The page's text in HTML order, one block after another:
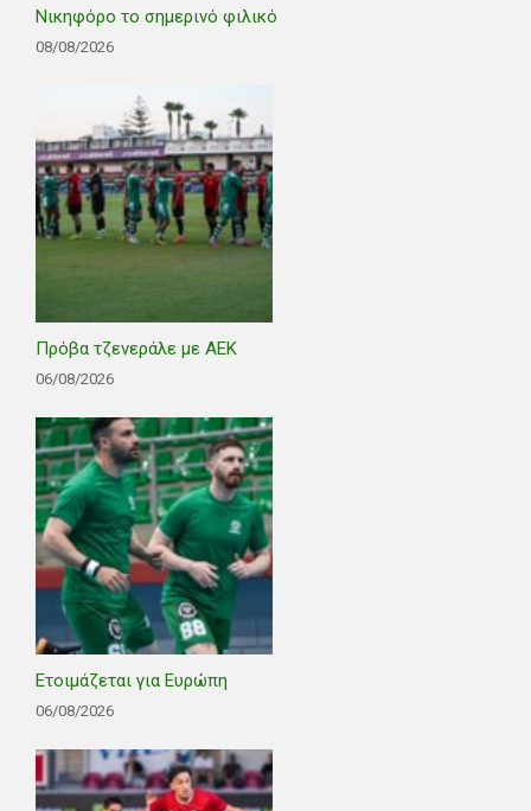
Νικηφόρο το σημερινό φιλικό
08/08/2026
Πρόβα τζενεράλε με ΑΕΚ
06/08/2026
Ετοιμάζεται για Ευρώπη
06/08/2026